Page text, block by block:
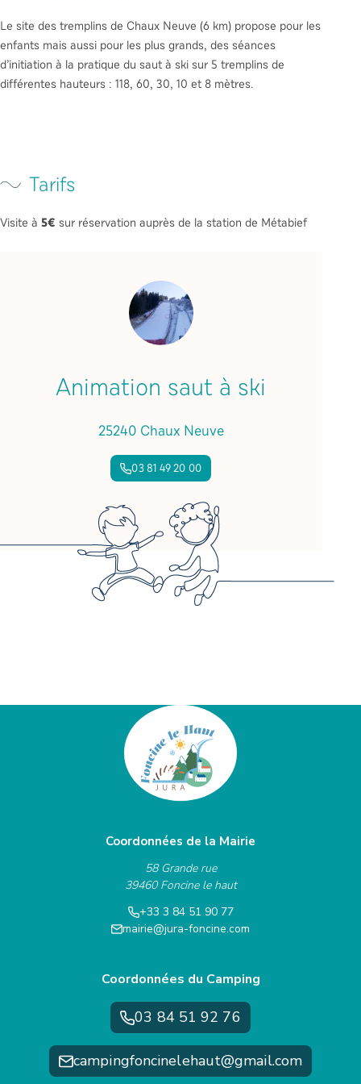
Le site des tremplins de Chaux Neuve (6 km) propose pour les
enfants mais aussi pour les plus grands, des séances
d’initiation à la pratique du saut à ski sur 5 tremplins de
différentes hauteurs : 118, 60, 30, 10 et 8 mètres.
Tarifs
Visite à 5€ sur réservation auprès de la station de Métabief
Animation saut à ski
25240 Chaux Neuve
03 81 49 20 00
Coordonnées de la Mairie
58 Grande rue
39460 Foncine le haut
+33 3 84 51 90 77
mairie@jura-foncine.com
Coordonnées du Camping
03 84 51 92 76
campingfoncinelehaut@gmail.com